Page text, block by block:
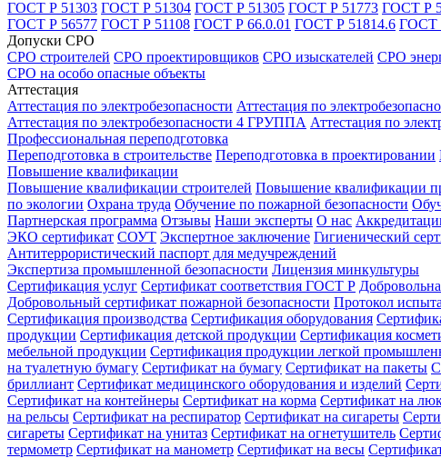
ГОСТ Р 51303 ГОСТ Р 51304 ГОСТ Р 51305 ГОСТ Р 51773 ГОСТ Р
ГОСТ Р 56577 ГОСТ Р 51108 ГОСТ Р 66.0.01 ГОСТ Р 51814.6 ГОСТ
Допуски СРО
СРО строителей СРО проектировщиков СРО изыскателей СРО
СРО на особо опасные объекты
Аттестация
Аттестация по электробезопасности Аттестация по
Аттестация по электробезопасности 4 ГРУППА Аттестация по
Профессиональная переподготовка
Переподготовка в строительстве Переподготовка в проектировании
Повышение квалификации
Повышение квалификации строителей Повышение квалификации
по экологии Охрана труда Обучение по пожарной безопасности
Партнерская программа Отзывы Наши эксперты О нас
ЭКО сертификат СОУТ Экспертное заключение Гигиенический
Антитеррористический паспорт для медучреждений
Экспертиза промышленной безопасности Лицензия минкультуры
Сертификация услуг Сертификат соответствия ГОСТ Р
Добровольный сертификат пожарной безопасности Протокол
Сертификация производства Сертификация оборудования
продукции Сертификация детской продукции Сертификация
мебельной продукции Сертификация продукции легкой
на туалетную бумагу Сертификат на бумагу Сертификат на пакеты
бриллиант Сертификат медицинского оборудования и изделий
Сертификат на контейнеры Сертификат на корма Сертификат на
на рельсы Сертификат на респиратор Сертификат на сигареты
сигареты Сертификат на унитаз Сертификат на огнетушитель
термометр Сертификат на манометр Сертификат на весы